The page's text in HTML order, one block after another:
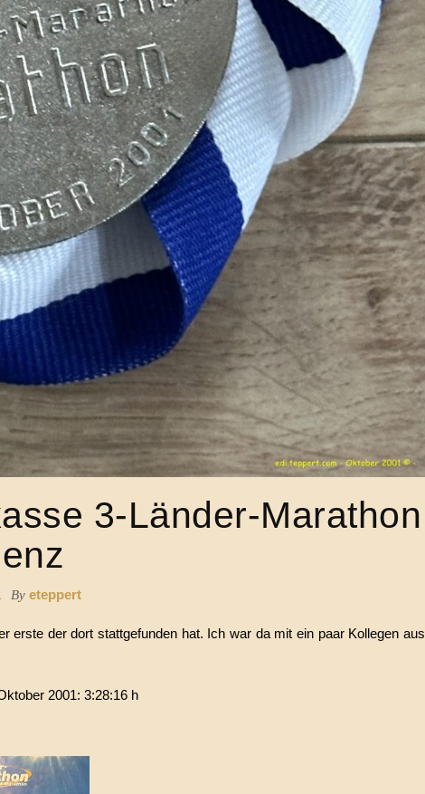
3-Länder-Marathon
By eteppert
der dort stattgefunden hat. Ich war da mit ein paar Kollegen aus
2001: 3:28:16 h